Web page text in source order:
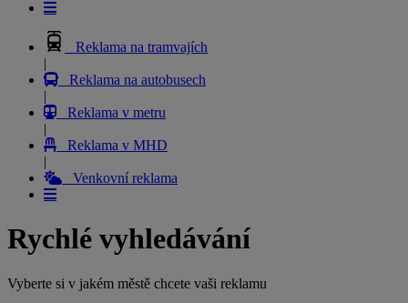
Reklama na tramvajích
|
Reklama na autobusech
|
Reklama v metru
|
Reklama v MHD
|
Venkovní reklama
Rychlé vyhledávání
Vyberte si v jakém městě chcete vaši reklamu